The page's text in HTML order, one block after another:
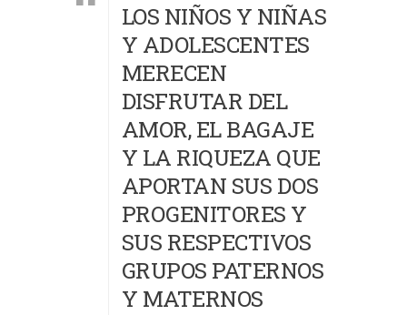
LOS NIÑOS Y NIÑAS
Y ADOLESCENTES
MERECEN
DISFRUTAR DEL
AMOR, EL BAGAJE
Y LA RIQUEZA QUE
APORTAN SUS DOS
PROGENITORES Y
SUS RESPECTIVOS
GRUPOS PATERNOS
Y MATERNOS